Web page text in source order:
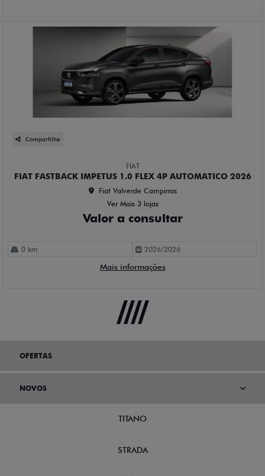
Compartilhe
FIAT
FIAT FASTBACK IMPETUS 1.0 FLEX 4P AUTOMATICO 2026
Fiat Valverde Campinas
Ver Mais 3 lojas
Valor a consultar
0 km 2026/2026
Mais informações
OFERTAS
NOVOS
TITANO
STRADA